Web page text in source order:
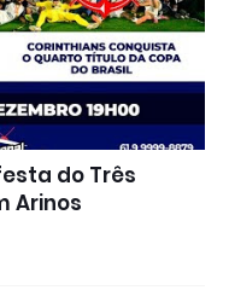
do Três
Arinos